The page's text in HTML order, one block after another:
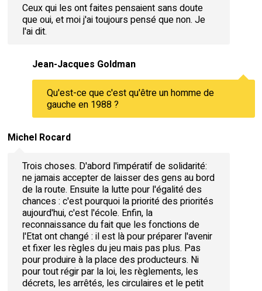
Ceux qui les ont faites pensaient sans doute
que oui, et moi j'ai toujours pensé que non. Je
l'ai dit.
Jean-Jacques Goldman
Qu'est-ce que c'est qu'être un homme de
gauche en 1988 ?
Michel Rocard
Trois choses. D'abord l'impératif de solidarité:
ne jamais accepter de laisser des gens au bord
de la route. Ensuite la lutte pour l'égalité des
chances : c'est pourquoi la priorité des priorités
aujourd'hui, c'est l'école. Enfin, la
reconnaissance du fait que les fonctions de
l'Etat ont changé : il est là pour préparer l'avenir
et fixer les règles du jeu mais pas plus. Pas
pour produire à la place des producteurs. Ni
pour tout régir par la loi, les règlements, les
décrets, les arrêtés, les circulaires et le petit